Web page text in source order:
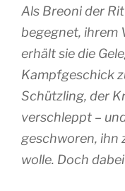
Als Breoni der
begegnet, ihrem
erhält sie die
Kampfgeschick
Schützling, der
verschleppt –
geschworen, ihn
wolle. Doch